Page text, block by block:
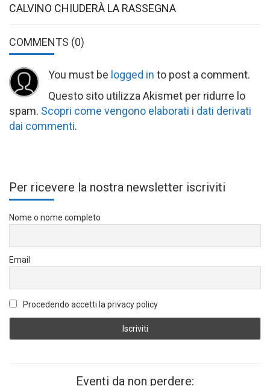
CALVINO CHIUDERÀ LA RASSEGNA
COMMENTS (0)
You must be logged in to post a comment.
Questo sito utilizza Akismet per ridurre lo
spam. Scopri come vengono elaborati i dati derivati
dai commenti.
Per ricevere la nostra newsletter iscriviti
Nome o nome completo
Email
Procedendo accetti la privacy policy
Eventi da non perdere: